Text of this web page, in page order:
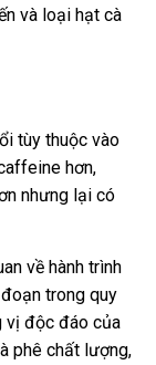
và loại hạt cà
tùy thuộc vào
hơn,
nhưng lại có
về hành trình
trong quy
vị độc đáo của
phê chất lượng,